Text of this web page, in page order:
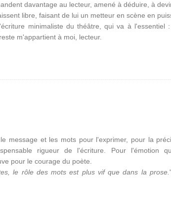
davantage au lecteur, amené à déduire, à
libre, faisant de lui un metteur en scène en
minimaliste du théâtre, qui va à l'essentiel
m'appartient à moi, lecteur.
message et les mots pour l'exprimer, pour la
rigueur de l'écriture. Pour l'émotion
pour le courage du poète.
le rôle des mots est plus vif que dans la prose.